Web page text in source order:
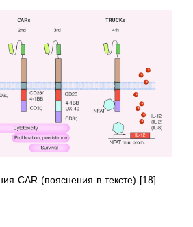
CAR (пояснения в тексте) [18].